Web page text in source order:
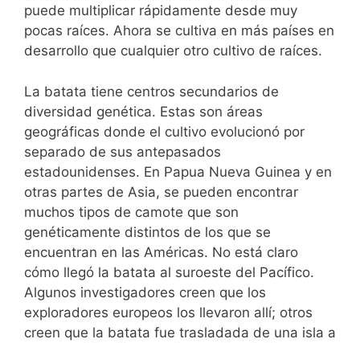
puede multiplicar rápidamente desde muy
pocas raíces. Ahora se cultiva en más países en
desarrollo que cualquier otro cultivo de raíces.
La batata tiene centros secundarios de
diversidad genética. Estas son áreas
geográficas donde el cultivo evolucionó por
separado de sus antepasados
estadounidenses. En Papua Nueva Guinea y en
otras partes de Asia, se pueden encontrar
muchos tipos de camote que son
genéticamente distintos de los que se
encuentran en las Américas. No está claro
cómo llegó la batata al suroeste del Pacífico.
Algunos investigadores creen que los
exploradores europeos los llevaron allí; otros
creen que la batata fue trasladada de una isla a